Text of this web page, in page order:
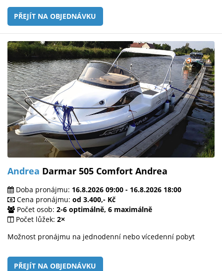
PŘEJÍT NA OBJEDNÁVKU
Andrea Darmar 505 Comfort Andrea
Doba pronájmu: 16.8.2026 09:00 - 16.8.2026 18:00
Cena pronájmu: od 3.400,- Kč
Počet osob: 2-6 optimálně, 6 maximálně
Počet lůžek: 2×
Možnost pronájmu na jednodenní nebo vícedenní pobyt
PŘEJÍT NA OBJEDNÁVKU